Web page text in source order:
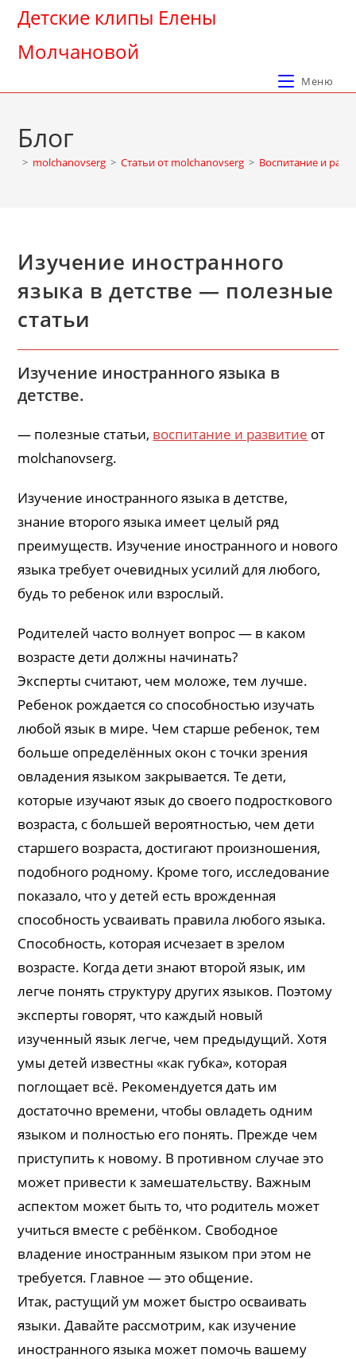
Перейти
содержимому
Детские клипы Елены
Молчановой
Меню
Блог
> molchanovserg > Cтатьи от molchanovserg > Воспитание и
Изучение иностранного
языка в детстве — полезные
статьи
Изучение иностранного языка в
детстве.
— полезные статьи, воспитание и развитие от
molchanovserg.
Изучение иностранного языка в детстве,
знание второго языка имеет целый ряд
преимуществ. Изучение иностранного и нового
языка требует очевидных усилий для любого,
будь то ребенок или взрослый.
Родителей часто волнует вопрос — в каком
возрасте дети должны начинать?
Эксперты считают, чем моложе, тем лучше.
Ребенок рождается со способностью изучать
любой язык в мире. Чем старше ребенок, тем
больше определённых окон с точки зрения
овладения языком закрывается. Те дети,
которые изучают язык до своего подросткового
возраста, с большей вероятностью, чем дети
старшего возраста, достигают произношения,
подобного родному. Кроме того, исследование
показало, что у детей есть врожденная
способность усваивать правила любого языка.
Способность, которая исчезает в зрелом
возрасте. Когда дети знают второй язык, им
легче понять структуру других языков. Поэтому
эксперты говорят, что каждый новый
изученный язык легче, чем предыдущий. Хотя
умы детей известны «как губка», которая
поглощает всё. Рекомендуется дать им
достаточно времени, чтобы овладеть одним
языком и полностью его понять. Прежде чем
приступить к новому. В противном случае это
может привести к замешательству. Важным
аспектом может быть то, что родитель может
учиться вместе с ребёнком. Свободное
владение иностранным языком при этом не
требуется. Главное — это общение.
Итак, растущий ум может быстро осваивать
языки. Давайте рассмотрим, как изучение
иностранного языка может помочь вашему